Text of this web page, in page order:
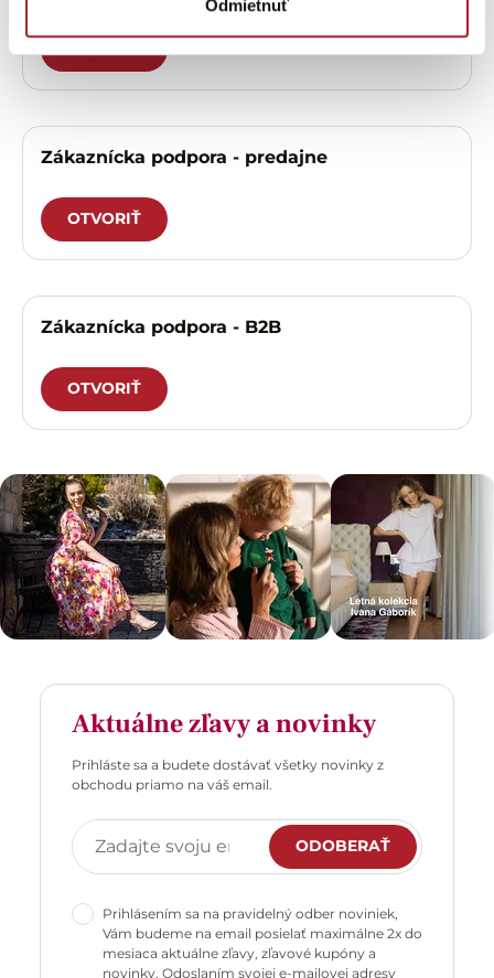
Odmietnuť
Zákaznícka podpora - predajne
OTVORIŤ
Zákaznícka podpora - B2B
OTVORIŤ
Aktuálne zľavy a novinky
Prihláste sa a budete dostávať všetky novinky z
obchodu priamo na váš email.
ODOBERAŤ
Prihlásením sa na pravidelný odber noviniek,
Vám budeme na email posielať maximálne 2x do
mesiaca aktuálne zľavy, zľavové kupóny a
novinky. Odoslaním svojej e-mailovej adresy